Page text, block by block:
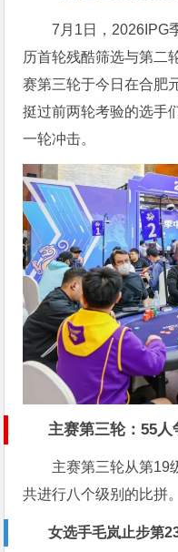
7月1日，2026IPG
历首轮残酷筛选与第二
赛第三轮于今日在合肥
挺过前两轮考验的选手
一轮冲击。
主赛第三轮：55
主赛第三轮从第19
共进行八个级别的比拼
女选手毛岚止步第